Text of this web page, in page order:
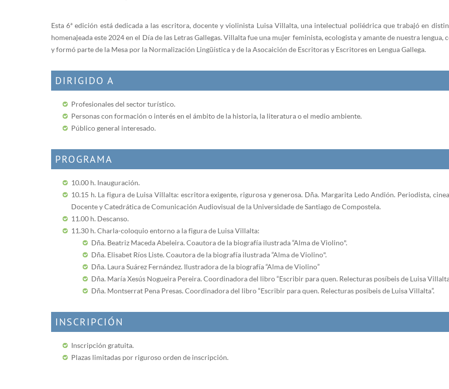
Esta 6ª edición está dedicada a las escritora, docente y violinista Luisa Villalta, una intelectual poliédrica que trabajó en
homenajeada este 2024 en el Día de las Letras Gallegas. Villalta fue una mujer feminista, ecologista y amante de nuestra
y formó parte de la Mesa por la Normalización Lingüística y de la Asocaición de Escritoras y Escritores en Lengua Gallega.
DIRIGIDO A
Profesionales del sector turístico.
Personas con formación o interés en el ámbito de la historia, la literatura o el medio ambiente.
Público general interesado.
PROGRAMA
10.00 h. Inauguración.
10.15 h. La figura de Luisa Villalta: escritora exigente, rigurosa y generosa. Dña. Margarita Ledo Andión. Periodista,
Docente y Catedrática de Comunicación Audiovisual de la Universidade de Santiago de Compostela.
11.00 h. Descanso.
11.30 h. Charla-coloquio entorno a la figura de Luisa Villalta:
Dña. Beatriz Maceda Abeleira. Coautora de la biografía ilustrada “Alma de Violino".
Dña. Elisabet Ríos Liste. Coautora de la biografía ilustrada “Alma de Violino".
Dña. Laura Suárez Fernández. Ilustradora de la biografía “Alma de Violino”
Dña. María Xesús Nogueira Pereira. Coordinadora del libro “Escribir para quen. Relecturas posíbeis de Luisa
Dña. Montserrat Pena Presas. Coordinadora del libro “Escribir para quen. Relecturas posíbeis de Luisa Villalta”.
INSCRIPCIÓN
Inscripción gratuita.
Plazas limitadas por riguroso orden de inscripción.